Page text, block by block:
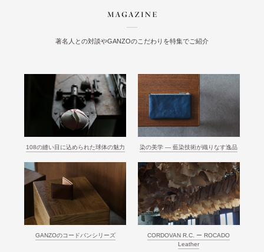
著名人との対談やGANZOのこだわりを特集でご紹介
108の縫い目に込められた球体の魅力 染の美学 ― 藍染技術が織りなす逸品
GANZOのコードバンシリーズ
CORDOVAN R.C. ー ROCADO
Leather